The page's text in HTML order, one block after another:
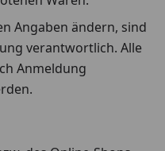
Angaben ändern, sind
verantwortlich. Alle
Anmeldung